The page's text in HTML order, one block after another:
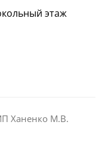
этаж
Ханенко М.В.